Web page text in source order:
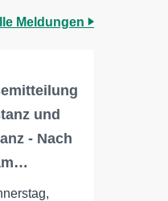
Meldungen
und
- Nach